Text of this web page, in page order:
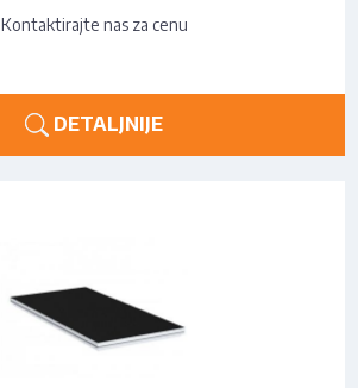
Kontaktirajte nas za cenu
DETALJNIJE